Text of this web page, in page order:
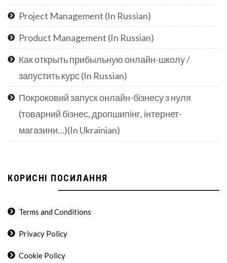
Project Management (In Russian)
Product Management (In Russian)
Как открыть прибыльную онлайн-школу /
запустить курс (In Russian)
Покроковий запуск онлайн-бізнесу з нуля
(товарний бізнес, дропшипінг, інтернет-
магазини…)(In Ukrainian)
КОРИСНІ ПОСИЛАННЯ
Terms and Conditions
Privacy Policy
Cookie Policy